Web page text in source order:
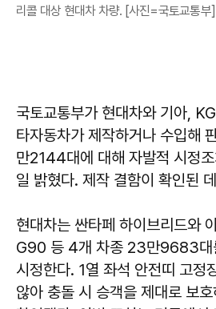
리콜 대상 현대차 차량. [사진=국토교통부]
국토교통부가 현대차와 기아,
타자동차가 제작하거나 수입해
만2144대에 대해 자발적 시정
일 밝혔다. 제작 결함이 확인된
현대차는 싼타페 하이브리드와
G90 등 4개 차종 23만9683대
시정한다. 1열 좌석 안전띠 고정
않아 충돌 시 승객을 제대로 보호